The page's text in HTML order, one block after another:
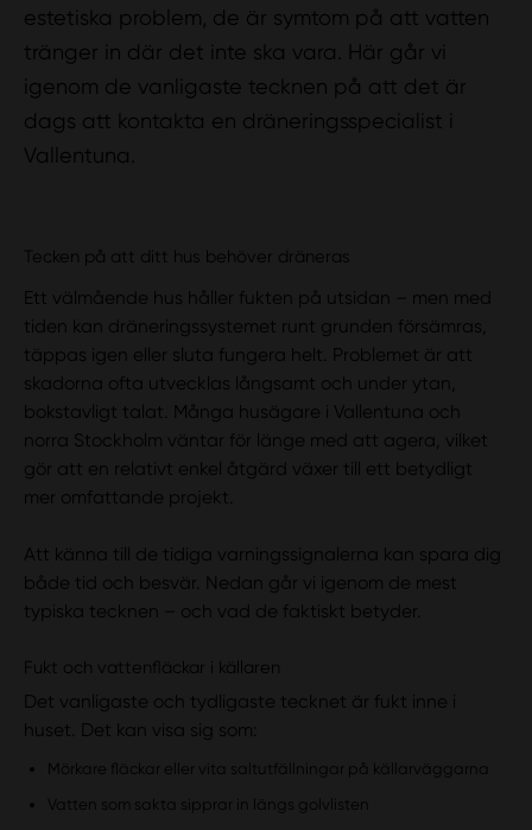
estetiska problem, de är symtom på att vatten
tränger in där det inte ska vara. Här går vi
igenom de vanligaste tecknen på att det är
dags att kontakta en dräneringsspecialist i
Vallentuna.
Tecken på att ditt hus behöver dräneras
Ett välmående hus håller fukten på utsidan – men med
tiden kan dräneringssystemet runt grunden försämras,
täppas igen eller sluta fungera helt. Problemet är att
skadorna ofta utvecklas långsamt och under ytan,
bokstavligt talat. Många husägare i Vallentuna och
norra Stockholm väntar för länge med att agera, vilket
gör att en relativt enkel åtgärd växer till ett betydligt
mer omfattande projekt.
Att känna till de tidiga varningssignalerna kan spara dig
både tid och besvär. Nedan går vi igenom de mest
typiska tecknen – och vad de faktiskt betyder.
Fukt och vattenfläckar i källaren
Det vanligaste och tydligaste tecknet är fukt inne i
huset. Det kan visa sig som:
Mörkare fläckar eller vita saltutfällningar på källarväggarna
Vatten som sakta sipprar in längs golvlisten